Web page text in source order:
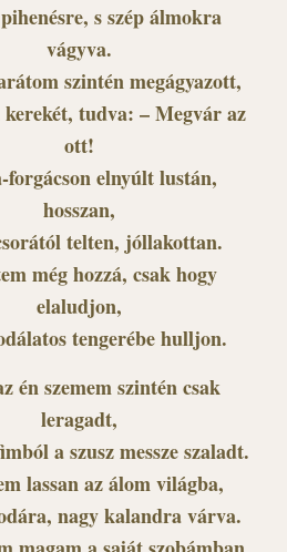
s szép álmokra
vágyva.
szintén megágyazott,
kerekét, tudva: – Megvár az
ott!
forgácson elnyúlt lustán,
hosszan,
telten, jóllakottan.
még hozzá, csak hogy
elaludjon,
tengerébe hulljon.
én szemem szintén csak
leragadt,
a szusz messze szaladt.
lassan az álom világba,
nagy kalandra várva.